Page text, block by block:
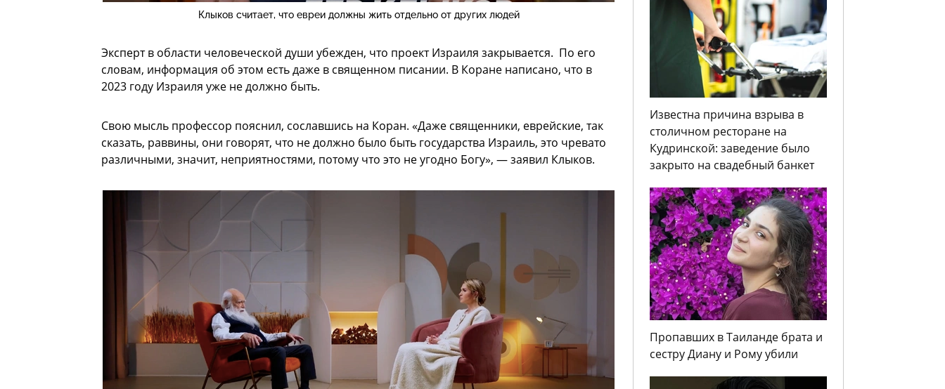
Клыков считает, что евреи должны жить отдельно от других людей
Эксперт в области человеческой души убежден, что проект Израиля закрывается. По его
словам, информация об этом есть даже в священном писании. В Коране написано, что в
2023 году Израиля уже не должно быть.
Свою мысль профессор пояснил, сославшись на Коран. «Даже священники, еврейские, так
сказать, раввины, они говорят, что не должно было быть государства Израиль, это чревато
различными, значит, неприятностями, потому что это не угодно Богу», — заявил Клыков.
Известна причина взрыва в
столичном ресторане на
Кудринской: заведение было
закрыто на свадебный банкет
Пропавших в Таиланде брата и
сестру Диану и Рому убили